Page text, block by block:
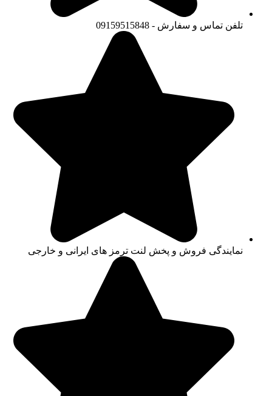
تلفن تماس و سفارش - 09159515848
نمایندگی فروش و پخش لنت ترمز های ایرانی و خارجی